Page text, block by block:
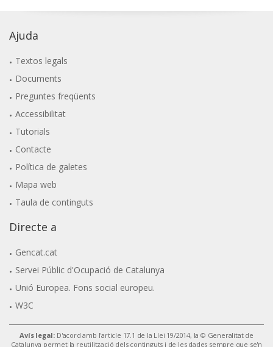
Ajuda
Textos legals
Documents
Preguntes freqüents
Accessibilitat
Tutorials
Contacte
Política de galetes
Mapa web
Taula de continguts
Directe a
Gencat.cat
Servei Públic d'Ocupació de Catalunya
Unió Europea. Fons social europeu.
W3C
Avís legal: D'acord amb l'article 17.1 de la Llei 19/2014, la © Generalitat de
Catalunya permet la reutilització dels continguts i de les dades sempre que se'n